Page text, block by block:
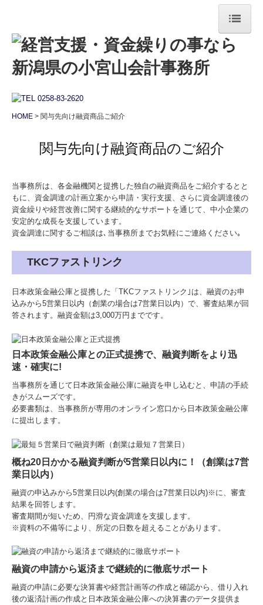
HOME
事務所案内
サービス案内
財務コンサルティング
よくある質問
採用情報
HOME 関与先向け融資商品ご紹介
関与先向け融資商品のご紹介
当事務所は、各金融機関と提携した独自の融資商品をご紹介するとと
もに、資金調達の計画立案から申請・実行支援、さらに資金調達後の
資金繰りや経営改善に関する継続的なサポートを通じて、中小企業の
安定的な成長を支援しています。
資金調達に関するご相談は､当事務所までお気軽にご連絡ください｡
TKCファストリンク
日本政策金融公庫と提携した「TKCファストリンク｣は、融資のお申
込みから5営業日以内（創業の場合は7営業日以内）で、審査結果が回
答されます。融資金額は3,000万円までです。
日本政策金融公庫との正式提携で、融資判断をより迅
速・確実に!
当事務所を通じて 日本政策金融公庫に融資を申し込むと、申請の手続
きがスムーズです。
必要書類は、当事務所が専用のオンライン窓口から日本政策金融公庫
に提出します。
概ね20日かかる融資判断が5営業日以内に！（創業は7営
業日以内）
融資の申込みから5営業日以内(創業の場合は7営業日以内)※に、審査
結果を回答します。
審査期間が短いため、円滑な資金調達を支援します。
※資料の不備等により、所定の日数を超えることがあります。
融資の申請から返済まで継続的に徹底サポート
融資の申請に必要な決算書や経営計画等の作成と確認から、借り入れ
後の返済計画の作成と日本政策金融公庫への決算書のデータ提供ま